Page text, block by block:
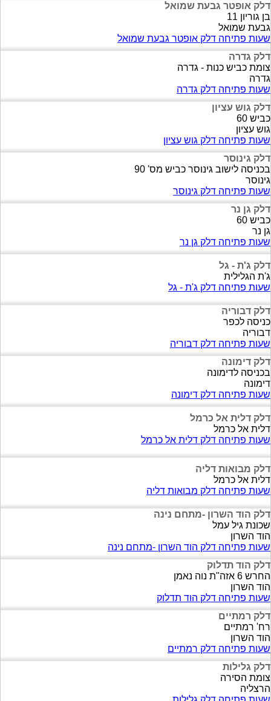
דלק אופטר גבעת שמואל
בן גוריון 11
גבעת שמואל
שעות פתיחה דלק אופטר גבעת שמואל
דלק גדרה
צומת כביש כנות - גדרה
גדרה
שעות פתיחה דלק גדרה
דלק גוש עציון
כביש 60
גוש עציון
שעות פתיחה דלק גוש עציון
דלק גינוסר
בכניסה לישוב גינוסר כביש מס' 90
גינוסר
שעות פתיחה דלק גינוסר
דלק גן נר
כביש 60
גן נר
שעות פתיחה דלק גן נר
דלק ג'ת - גל
ג'ת הגלילית
שעות פתיחה דלק ג'ת - גל
דלק דבוריה
כניסה לכפר
דבוריה
שעות פתיחה דלק דבוריה
דלק דימונה
בכניסה לדימונה
דימונה
שעות פתיחה דלק דימונה
דלק דלית אל כרמל
דלית אל כרמל
שעות פתיחה דלק דלית אל כרמל
דלק מבואות דליה
דלית אל כרמל
שעות פתיחה דלק מבואות דליה
דלק הוד השרון -מתחם נינה
שכונת גיל עמל
הוד השרון
שעות פתיחה דלק הוד השרון -מתחם נינה
דלק הוד תדלוק
החרש 6 אזה"ת נוה נאמן
הוד השרון
שעות פתיחה דלק הוד תדלוק
דלק רמתיים
רח' רמתיים
הוד השרון
שעות פתיחה דלק רמתיים
דלק גלילות
צומת הסירה
הרצליה